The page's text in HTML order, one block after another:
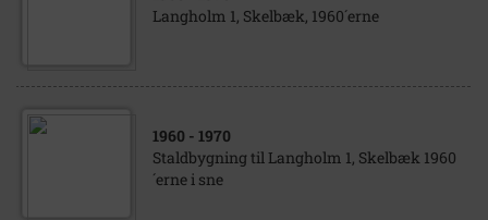
Langholm 1, Skelbæk, 1960´erne
1960 - 1970
Staldbygning til Langholm 1, Skelbæk 1960
´erne i sne